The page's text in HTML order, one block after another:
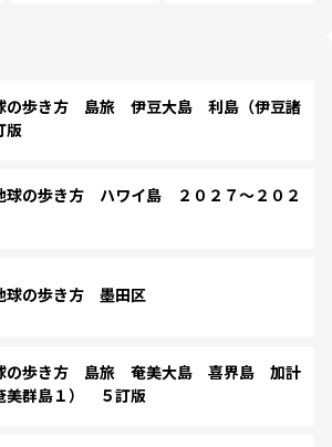
の歩き方 島旅 伊豆大島 利島（伊豆諸
版
の歩き方 ハワイ島 ２０２７～２０２
球の歩き方 墨田区
の歩き方 島旅 奄美大島 喜界島 加計
美群島１） ５訂版